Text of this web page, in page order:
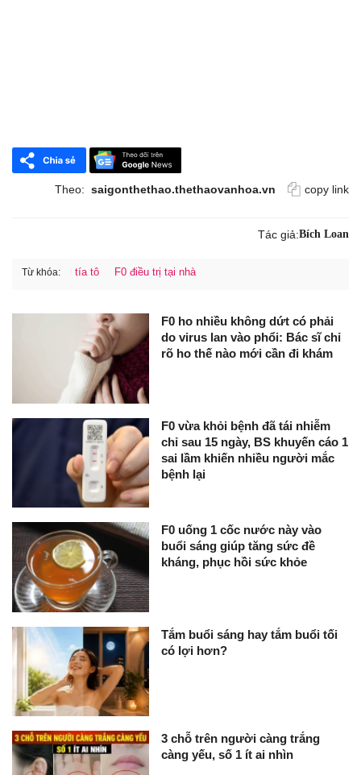
Theo: saigonthethao.thethaovanhoa.vn copy link
Tác giả:Bích Loan
Từ khóa: tía tô F0 điều trị tại nhà
F0 ho nhiều không dứt có phải
do virus lan vào phổi: Bác sĩ chỉ
rõ ho thế nào mới cần đi khám
F0 vừa khỏi bệnh đã tái nhiễm
chỉ sau 15 ngày, BS khuyến cáo 1
sai lầm khiến nhiều người mắc
bệnh lại
F0 uống 1 cốc nước này vào
buổi sáng giúp tăng sức đề
kháng, phục hồi sức khỏe
Tắm buổi sáng hay tắm buổi tối
có lợi hơn?
3 chỗ trên người càng trắng
càng yếu, số 1 ít ai nhìn